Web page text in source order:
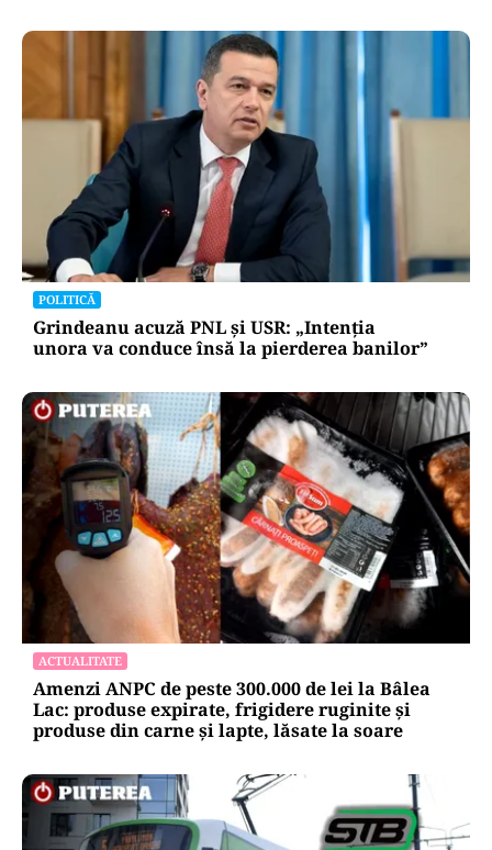
POLITICĂ
Grindeanu acuză PNL și USR: „Intenția
unora va conduce însă la pierderea banilor”
ACTUALITATE
Amenzi ANPC de peste 300.000 de lei la Bâlea
Lac: produse expirate, frigidere ruginite și
produse din carne și lapte, lăsate la soare